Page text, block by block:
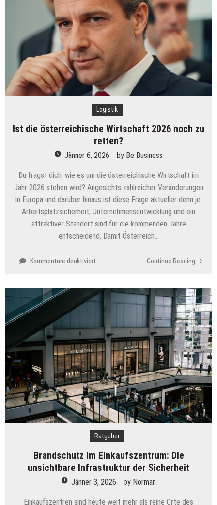
–
Analyse
&
Logistik
Ist die österreichische Wirtschaft 2026 noch zu
retten?
Jänner 6, 2026 by Be Business
Du fragst dich, wie es um die österreichische Wirtschaft im
Jahr 2026 stehen wird? Angesichts zahlreicher Veränderungen
in Europa und darüber hinaus ist diese Frage aktueller denn je.
Arbeitsplatzsicherheit, Unternehmensentwicklung und ein
attraktiver Standort sind für die kommenden Jahre
entscheidend. Damit Österreich…
Kommentare deaktiviert
österreichische
Wirtschaft
retten?
Continue Reading
Ratgeber
Brandschutz im Einkaufszentrum: Die
unsichtbare Infrastruktur der Sicherheit
Jänner 3, 2026 by Norman
Einkaufszentren sind heute weit mehr als reine Orte des